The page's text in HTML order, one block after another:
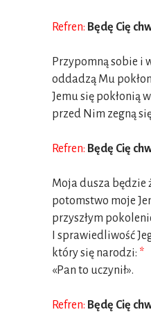
Refren: Będę Cię
Przypomną sobie i
oddadzą Mu
Jemu się pokłonią
przed Nim zegną
Refren: Będę Cię
Moja dusza będzie
potomstwo moje
przyszłym
I sprawiedliwość
który się narodzi: *
«Pan to uczynił».
Refren: Będę Cię